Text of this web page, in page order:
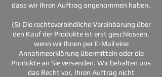
dass wir Ihren Auftrag angenommen haben.
(5) Die rechtsverbindliche Vereinbarung über
den Kauf der Produkte ist erst geschlossen,
wenn wir Ihnen per E-Mail eine
Annahmeerklärung übermitteln oder die
Produkte an Sie versenden. Wir behalten uns
das Recht vor, Ihren Auftrag nicht